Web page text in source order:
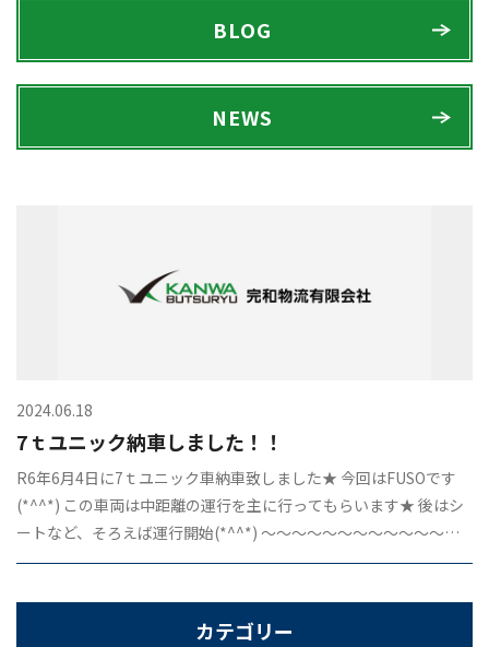
https://www.instagram.com/
kanwa_2005/
BLOG
NEWS
2024.06.18
7ｔユニック納車しました！！
R6年6月4日に7ｔユニック車納車致しました★ 今回はFUSOです
(*^^*) この車両は中距離の運行を主に行ってもらいます★ 後はシ
ートなど、そろえば運行開始(*^^*) ～～～～～～～～～～～～～
～～～～～～～～～～ […]
カテゴリー